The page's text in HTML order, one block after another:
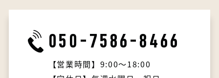
050-7586-8466
【営業時間】9:00～18:00